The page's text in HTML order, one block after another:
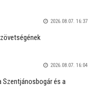
2026.08.07. 16:37
2026.08.07. 16:04
Szentjánosbogár és a